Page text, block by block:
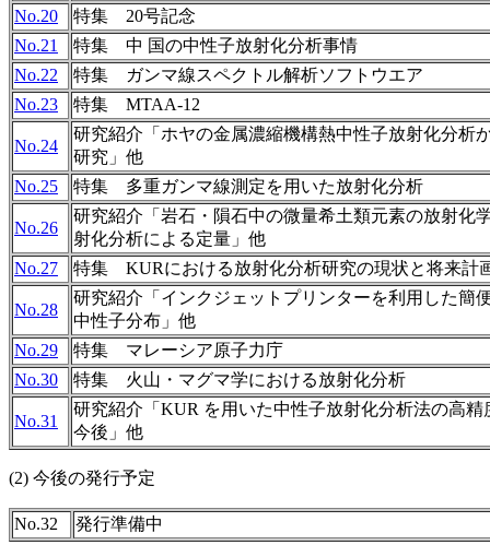
No.20
特集 20号記念
No.21
特集 中 国の中性子放射化分析事情
No.22
特集 ガンマ線スペクトル解析ソフトウエア
No.23
特集 MTAA-12
No.24
研究紹介「ホヤの金属濃縮機構熱中性子放射化分析
研究」他
No.25
特集 多重ガンマ線測定を用いた放射化分析
No.26
研究紹介「岩石・隕石中の微量希土類元素の放射化
射化分析による定量」他
No.27
特集 KURにおける放射化分析研究の現状と将来計
No.28
研究紹介「インクジェットプリンターを利用した簡
中性子分布」他
No.29
特集 マレーシア原子力庁
No.30
特集 火山・マグマ学における放射化分析
No.31
研究紹介「KUR を用いた中性子放射化分析法の高精
今後」他
(2) 今後の発行予定
No.32 発行準備中